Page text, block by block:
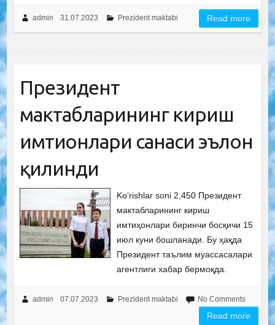
admin 31.07.2023 Prezident maktabi Read more
Президент
мактабларининг кириш
имтиҳонлари санаси эълон
қилинди
Ko‘rishlar soni 2,450 Президент
мактабларининг кириш
имтиҳонлари биринчи босқичи 15
июл куни бошланади. Бу ҳақда
Президент таълим муассасалари
агентлиги хабар бермоқда.
admin 07.07.2023 Prezident maktabi No Comments
Read more